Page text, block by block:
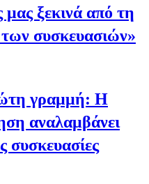
μας ξεκινά από τη
συσκευασιών»
γραμμή: Η
αναλαμβάνει
συσκευασίες